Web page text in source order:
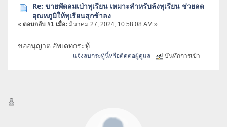
Re: ขายพัดลมเป่าทุเรียน เหมาะสำหรับล้งทุเรียน ช่วยลด
อุณหภูมิให้ทุเรียนสุกช้าลง
« ตอบกลับ #1 เมื่อ: มีนาคม 27, 2024, 10:58:08 AM »
ขออนุญาต อัพเดทกระทู้
แจ้งลบกระทู้นี้หรือติดต่อผู้ดูแล บันทึกการเข้า